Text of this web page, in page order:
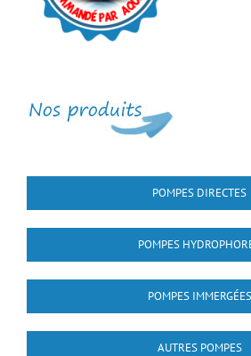
POMPES DIRECTES
POMPES
POMPES IMMERGÉES
AUTRES POMPES